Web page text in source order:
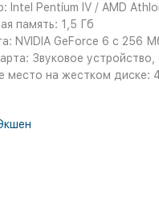
Intel Pentium IV / AMD
память: 1,5 Гб
NVIDIA GeForce 6 с 256
Звуковое
место на жестком диске: